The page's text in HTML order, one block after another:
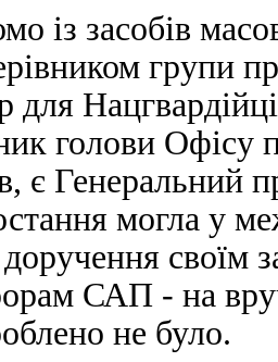
із засобів
групи
для
голови Офісу
є Генеральний
могла у
своїм
САП - на
не було.